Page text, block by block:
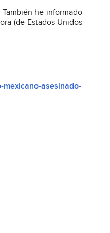
he informado
(de Estados Unidos
asesinado-